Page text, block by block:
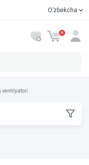
Oʼzbekcha
0
ventilyatori